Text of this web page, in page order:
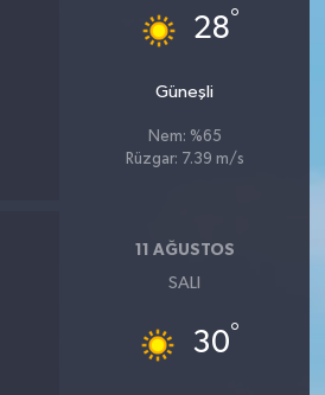
28°
Güneşli
Nem: %65
Rüzgar: 7.39 m/s
11 AĞUSTOS
SALI
30°